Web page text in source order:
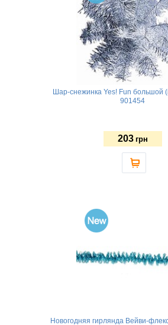
Шар-снежинка Yes! Fun большой
901454
203 грн
Новогодняя гирлянда Вейви-